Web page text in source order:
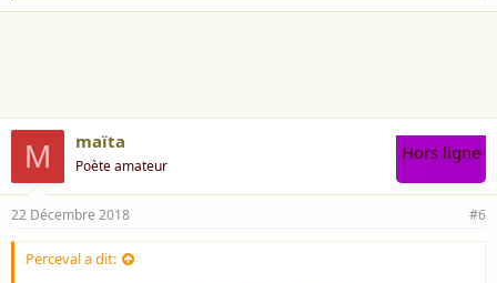
a
M maïta
Poète amateur
Hors ligne
22 Décembre 2018 #6
Perceval a dit: